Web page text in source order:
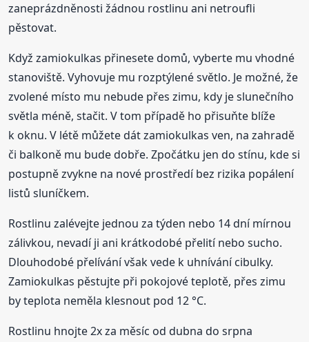
zaneprázdněnosti žádnou rostlinu ani netroufli
pěstovat.
Když zamiokulkas přinesete domů, vyberte mu vhodné
stanoviště. Vyhovuje mu rozptýlené světlo. Je možné, že
zvolené místo mu nebude přes zimu, kdy je slunečního
světla méně, stačit. V tom případě ho přisuňte blíže
k oknu. V létě můžete dát zamiokulkas ven, na zahradě
či balkoně mu bude dobře. Zpočátku jen do stínu, kde si
postupně zvykne na nové prostředí bez rizika popálení
listů sluníčkem.
Rostlinu zalévejte jednou za týden nebo 14 dní mírnou
zálivkou, nevadí ji ani krátkodobé přelití nebo sucho.
Dlouhodobé přelívání však vede k uhnívání cibulky.
Zamiokulkas pěstujte při pokojové teplotě, přes zimu
by teplota neměla klesnout pod 12 °C.
Rostlinu hnojte 2x za měsíc od dubna do srpna